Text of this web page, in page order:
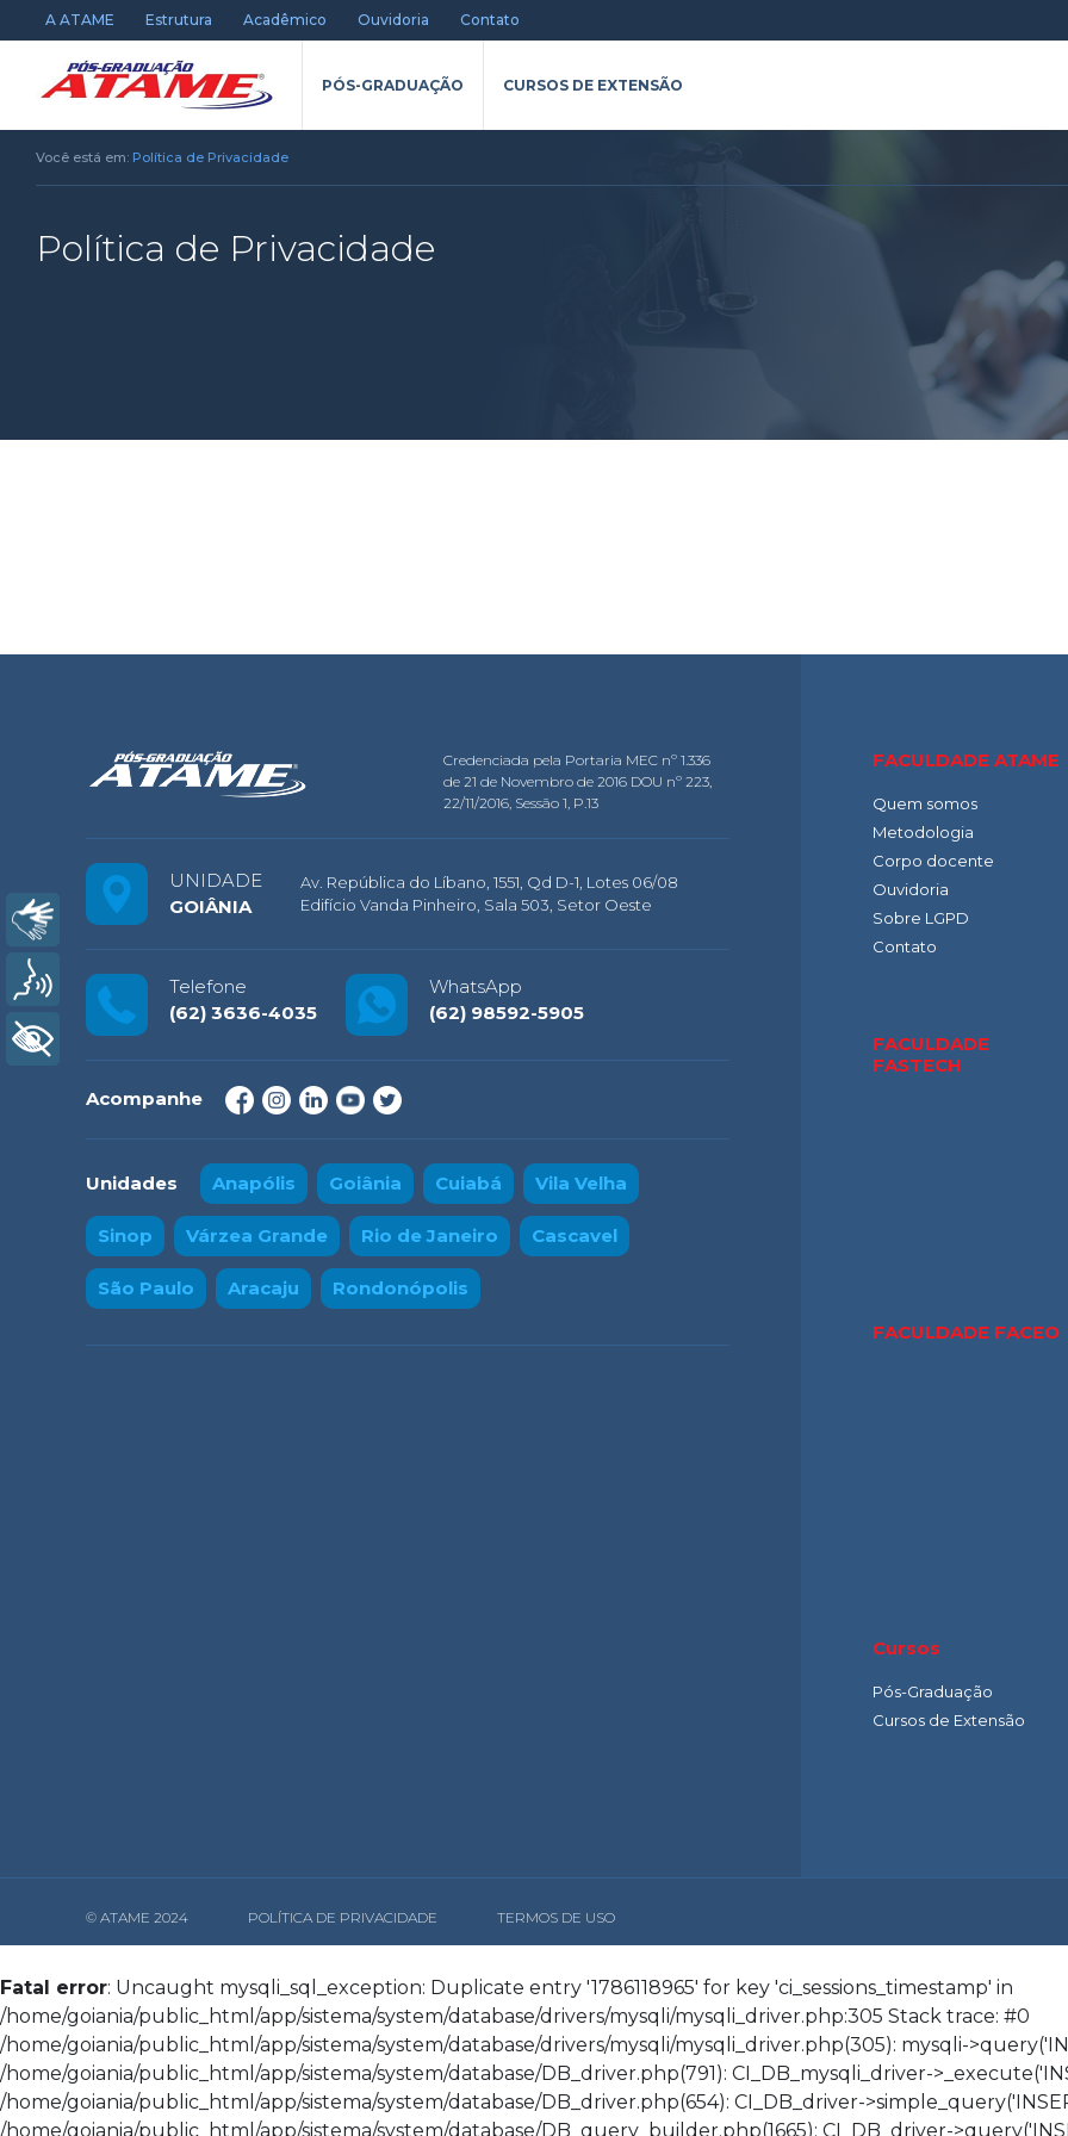
A ATAME Estrutura Acadêmico Ouvidoria Contato
PÓS-GRADUAÇÃO CURSOS DE EXTENSÃO
Você está em: Política de Privacidade
Política de Privacidade
Credenciada pela Portaria MEC nº 1.336
de 21 de Novembro de 2016 DOU nº 223,
22/11/2016, Sessão 1, P.13
UNIDADE
GOIÂNIA
Av. República do Líbano, 1551, Qd D-1, Lotes 06/08
Edifício Vanda Pinheiro, Sala 503, Setor Oeste
Telefone
(62) 3636-4035
WhatsApp
(62) 98592-5905
Acompanhe
Unidades Anapólis Goiânia Cuiabá Vila Velha
Sinop Várzea Grande Rio de Janeiro Cascavel
São Paulo Aracaju Rondonópolis
FACULDADE ATAME
Quem somos
Metodologia
Corpo docente
Ouvidoria
Sobre LGPD
Contato
FACULDADE
FASTECH
FACULDADE FACEO
Cursos
Pós-Graduação
Cursos de Extensão
© ATAME 2024 POLÍTICA DE PRIVACIDADE TERMOS DE USO
Fatal error: Uncaught mysqli_sql_exception: Duplicate entry '1786118965' for key 'ci_sessions_timestamp' in
/home/goiania/public_html/app/sistema/system/database/drivers/mysqli/mysqli_driver.php:305 Stack trace: #0
/home/goiania/public_html/app/sistema/system/database/drivers/mysqli/mysqli_driver.php(305): mysqli-
/home/goiania/public_html/app/sistema/system/database/DB_driver.php(791): CI_DB_mysqli_driver-
/home/goiania/public_html/app/sistema/system/database/DB_driver.php(654): CI_DB_driver-
/home/goiania/public_html/app/sistema/system/database/DB_query_builder.php(1665): CI_DB_driver-
Libras
Voz
+ Acessibilidade